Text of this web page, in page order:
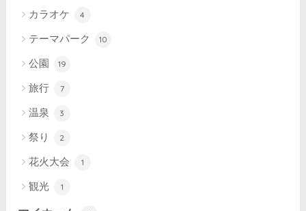
カラオケ 4
テーマパーク 10
公園 19
旅行 7
温泉 3
祭り 2
花火大会 1
観光 1